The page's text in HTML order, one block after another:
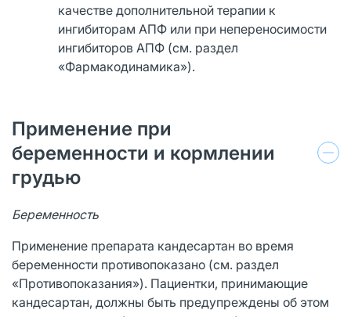
качестве дополнительной терапии к
ингибиторам АПФ или при непереносимости
ингибиторов АПФ (см. раздел
«Фармакодинамика»).
Применение при
беременности и кормлении
грудью
Беременность
Применение препарата кандесартан во время
беременности противопоказано (см. раздел
«Противопоказания»). Пациентки, принимающие
кандесартан, должны быть предупреждены об этом